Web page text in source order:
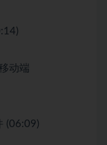
动端
(06:09)